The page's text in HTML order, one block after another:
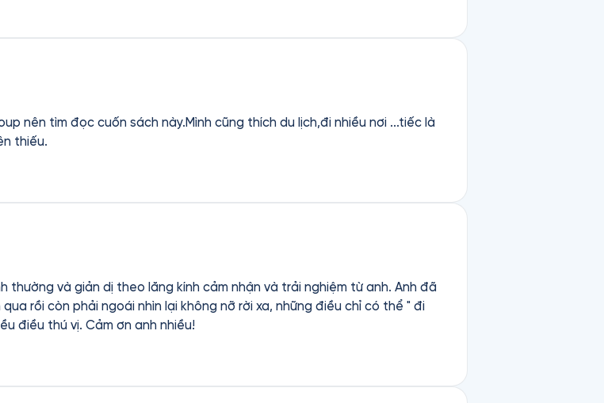
nên tìm đọc cuốn sách này.Mình cũng thích du lịch,đi nhiều nơi ...tiếc là
thiếu.
thường và giản dị theo lăng kính cảm nhận và trải nghiệm từ anh. Anh đã
rồi còn phải ngoái nhìn lại không nỡ rời xa, những điều chỉ có thể " đi
điều thú vị. Cảm ơn anh nhiều!